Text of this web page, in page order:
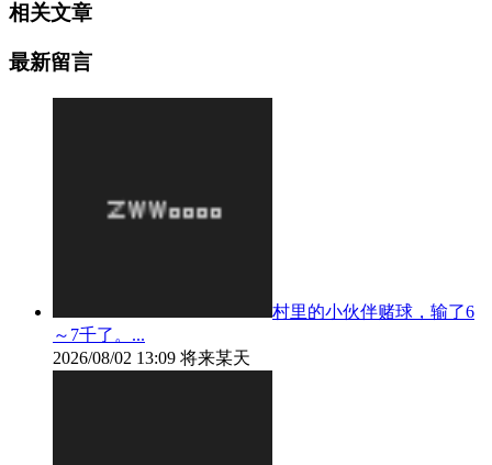
相关文章
最新留言
村里的小伙伴赌球，输了6
～7千了。...
2026/08/02 13:09 将来某天